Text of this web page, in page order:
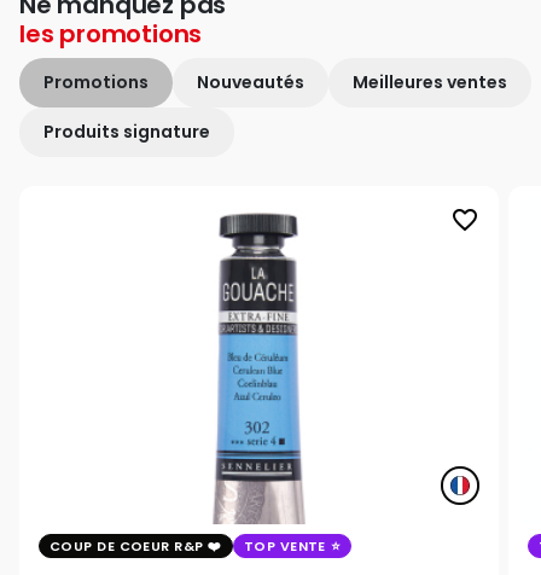
les promotions
Promotions Nouveautés Meilleures ventes
Produits signature
favorite_border
COUP DE COEUR R&P TOP VENTE